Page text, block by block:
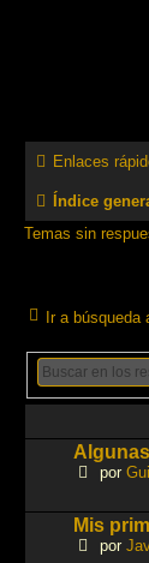
Enlaces
Índice
Temas sin
Ir a búsqueda
por
Mis
por